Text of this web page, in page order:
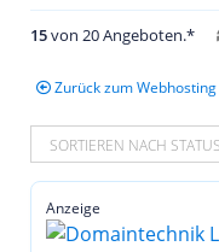
15von 20 Angeboten.*
Zurück zum
SORTIEREN NACH
Anzeige